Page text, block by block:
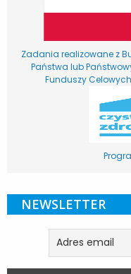
Zadania realizowane z
Państwa lub
Funduszy Celowych
NEWSLETTER